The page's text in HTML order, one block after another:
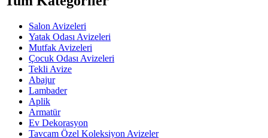
Salon Avizeleri
Yatak Odası Avizeleri
Mutfak Avizeleri
Çocuk Odası Avizeleri
Tekli Avize
Abajur
Lambader
Aplik
Armatür
Ev Dekorasyon
Tavcam Özel Koleksiyon Avizeler